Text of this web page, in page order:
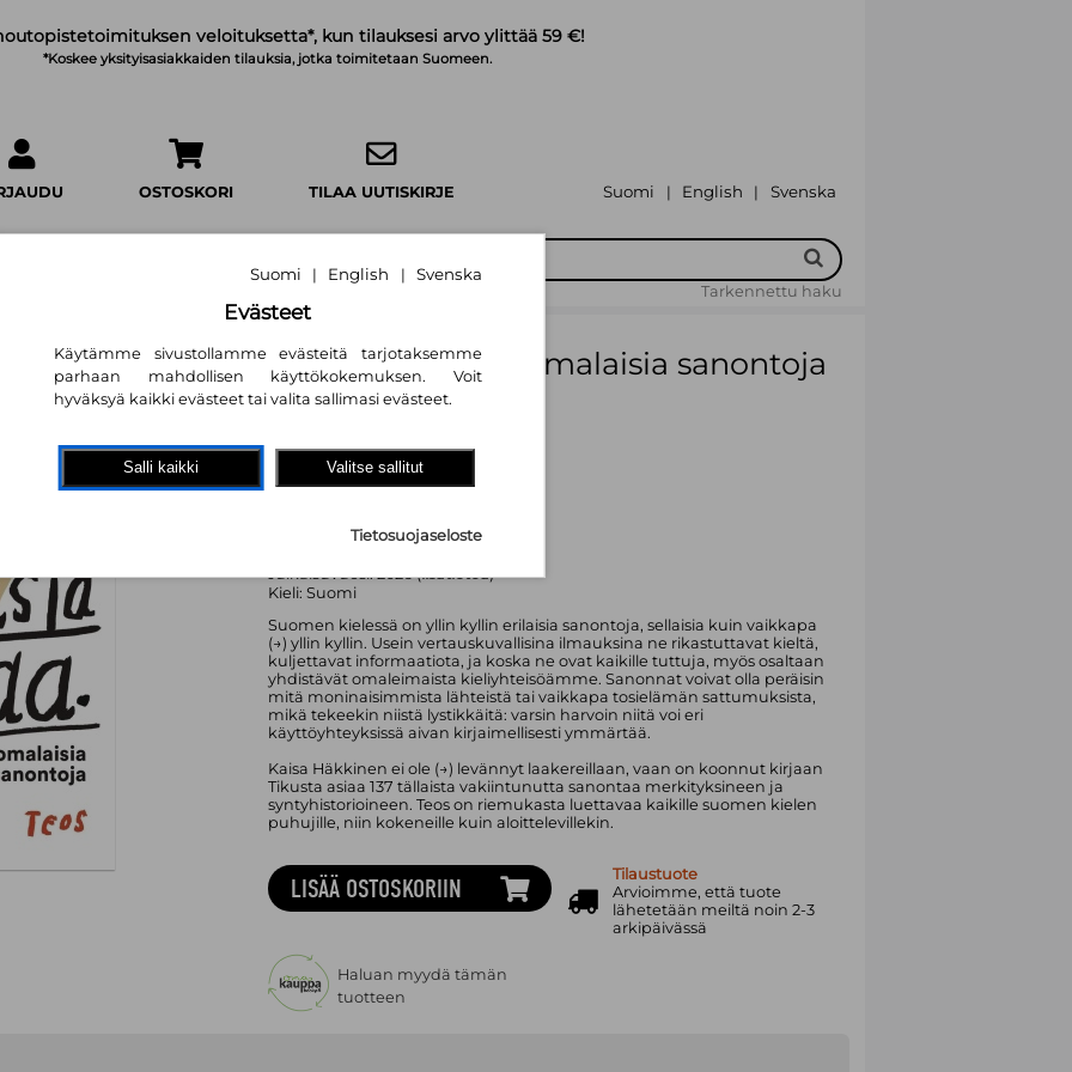
veloituksetta*, kun tilauksesi arvo ylittää 59 €!
*Koskee yksityisasiakkaiden tilauksia, jotka toimitetaan Suomeen.
OSTOSKORI TILAA UUTISKIRJE Suomi | English | Svenska
Tarkennettu haku
Tikusta asiaa : Suomalaisia sanontoja
Kaisa Häkkinen
21,70 €
Sivumäärä:176sivua
Julkaisuvuosi:2026 (lisätietoa)
Kieli: Suomi
Suomen kielessä on yllin kyllin erilaisia sanontoja, sellaisia kuin vaikkapa
(→) yllin kyllin. Usein vertauskuval­li­sina ilmauksina ne rikastuttavat kieltä,
kuljettavat informaatiota, ja koska ne ovat kaikille tuttuja, myös osaltaan
yhdistävät omaleimaista kieliyhteisöämme. Sanonnat voivat olla peräisin
mitä moninaisimmista lähteistä tai vaikkapa tosielämän sattumuksista,
mikä tekeekin niistä lystikkäitä: varsin harvoin niitä voi eri
käyttöyhteyksissä aivan kirjaimellisesti ymmärtää.
Kaisa Häkkinen ei ole (→) levännyt laakereillaan, vaan on koonnut kirjaan
Tikusta asiaa 137 tällaista vakiintunutta sanontaa merkityksineen ja
syntyhistorioineen. Teos on riemukasta luettavaa kaikille suomen kielen
puhujille, niin kokeneille kuin aloittelevillekin.
LISÄÄ OSTOSKORIIN
Tilaustuote
Arvioimme, että tuote
lähetetään meiltä noin 2-3
arkipäivässä
Haluan myydä tämän
tuotteen
Suomi | English | Svenska
Evästeet
Käytämme sivustollamme evästeitä tarjotaksemme
parhaan mahdollisen käyttökokemuksen. Voit
hyväksyä kaikki evästeet tai valita sallimasi evästeet.
Salli kaikki Valitse sallitut
Tietosuojaseloste